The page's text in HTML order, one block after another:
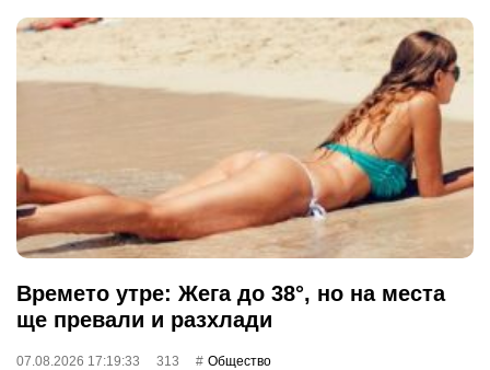
Времето утре: Жега до 38°, но на места
ще превали и разхлади
07.08.2026 17:19:33 313 Общество